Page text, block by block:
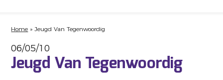
Home »Jeugd Van Tegenwoordig
06/05/10
Jeugd Van Tegenwoordig